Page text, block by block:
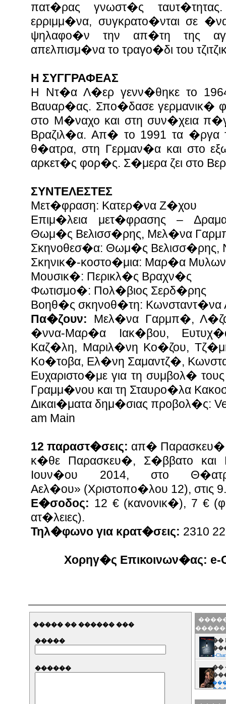
πατ�ρας γνωστ�ς
ερριμμ�να, συγκρατο�νται σε
ψηλαφο�ν την απ�τη της
απελπισμ�να το τραγο�δι του
Η ΣΥΓΓΡΑΦΕΑΣ
Η Ντ�α Λ�ερ γενν�θηκε το
Βαυαρ�ας. Σπο�δασε γερμανικ�
στο Μ�ναχο και στη συν�χεια
Βραζιλ�α. Απ� το 1991 τα �ργα
θ�ατρα, στη Γερμαν�α και στο
αρκετ�ς φορ�ς. Σ�μερα ζει στο
ΣΥΝΤΕΛΕΣΤΕΣ
Μετ�φραση: Κατερ�να Ζ�χου
Επιμ�λεια μετ�φρασης –
Θωμ�ς Βελισσ�ρης, Μελ�να
Σκηνοθεσ�α: Θωμ�ς Βελισσ�ρης,
Σκηνικ�-κοστο�μια: Μαρ�α
Μουσικ�: Περικλ�ς Βραχν�ς
Φωτισμο�: Πολ�βιος Σερδ�ρης
Βοηθ�ς σκηνοθ�τη: Κωνσταντ�να
Πα�ζουν: Μελ�να Γαρμπ�,
�ννα-Μαρ�α Ιακ�βου,
Καζ�λη, Μαριλ�νη Κο�ζου,
Κο�τοβα, Ελ�νη Σαμαντζ�,
Ευχαριστο�με για τη συμβολ�
Γραμμ�νου και τη Σταυρο�λα
Δικαι�ματα δημ�σιας προβολ�ς:
am Main
12 παραστ�σεις: απ� Παρασκευ�
κ�θε Παρασκευ�, Σ�ββατο
Ιουν�ου 2014, στο
Αελ�ου» (Χριστοπο�λου 12), στις
Ε�σοδος: 12 € (κανονικ�), 7 €
ατ�λειες).
Τηλ�φωνο για κρατ�σεις: 2310
Χορηγ�ς Επικοινων�ας: e-
����� �� ������ ���
�����
������
��
e-
��
��